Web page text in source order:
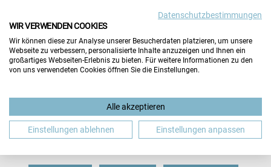
BERUFLICHE ORIENTIERUNG BEWERBUNG
Datenschutzbestimmungen
WIR VERWENDEN COOKIES
Wir können diese zur Analyse unserer Besucherdaten platzieren, um unsere
Webseite zu verbessern, personalisierte Inhalte anzuzeigen und Ihnen ein
großartiges Webseiten-Erlebnis zu bieten. Für weitere Informationen zu den
von uns verwendeten Cookies öffnen Sie die Einstellungen.
Alle akzeptieren
Einstellungen ablehnen Einstellungen anpassen